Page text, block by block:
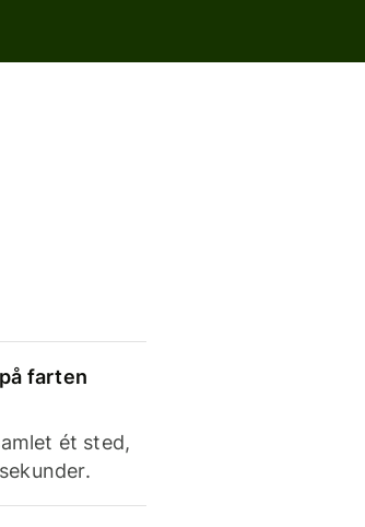
farten
ét sted,